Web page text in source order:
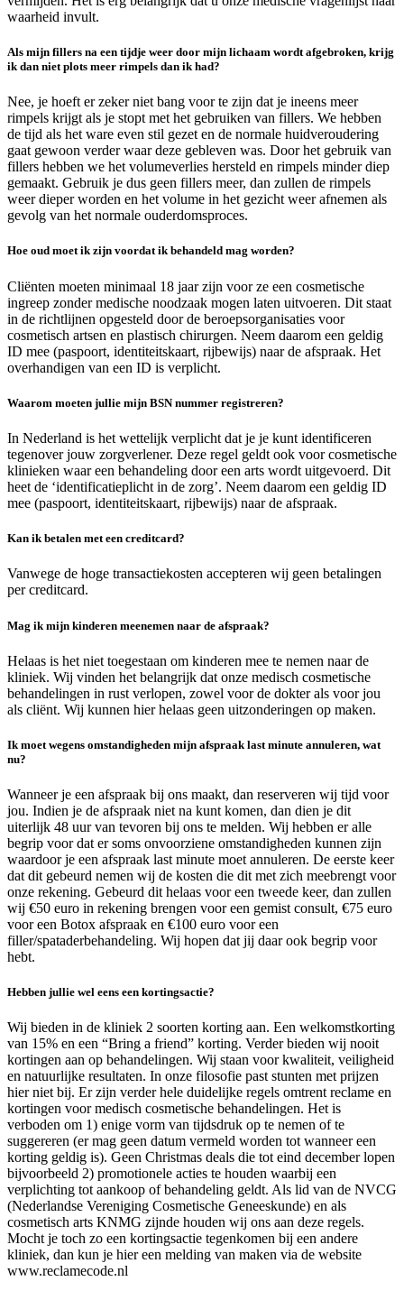
waarheid invult.
Als mijn fillers na een tijdje weer door mijn lichaam wordt afgebroken, krijg
ik dan niet plots meer rimpels dan ik had?
Nee, je hoeft er zeker niet bang voor te zijn dat je ineens meer
rimpels krijgt als je stopt met het gebruiken van fillers. We hebben
de tijd als het ware even stil gezet en de normale huidveroudering
gaat gewoon verder waar deze gebleven was. Door het gebruik van
fillers hebben we het volumeverlies hersteld en rimpels minder diep
gemaakt. Gebruik je dus geen fillers meer, dan zullen de rimpels
weer dieper worden en het volume in het gezicht weer afnemen als
gevolg van het normale ouderdomsproces.
Hoe oud moet ik zijn voordat ik behandeld mag worden?
Cliënten moeten minimaal 18 jaar zijn voor ze een cosmetische
ingreep zonder medische noodzaak mogen laten uitvoeren. Dit staat
in de richtlijnen opgesteld door de beroepsorganisaties voor
cosmetisch artsen en plastisch chirurgen. Neem daarom een geldig
ID mee (paspoort, identiteitskaart, rijbewijs) naar de afspraak. Het
overhandigen van een ID is verplicht.
Waarom moeten jullie mijn BSN nummer registreren?
In Nederland is het wettelijk verplicht dat je je kunt identificeren
tegenover jouw zorgverlener. Deze regel geldt ook voor cosmetische
klinieken waar een behandeling door een arts wordt uitgevoerd. Dit
heet de ‘identificatieplicht in de zorg’. Neem daarom een geldig ID
mee (paspoort, identiteitskaart, rijbewijs) naar de afspraak.
Kan ik betalen met een creditcard?
Vanwege de hoge transactiekosten accepteren wij geen betalingen
per creditcard.
Mag ik mijn kinderen meenemen naar de afspraak?
Helaas is het niet toegestaan om kinderen mee te nemen naar de
kliniek. Wij vinden het belangrijk dat onze medisch cosmetische
behandelingen in rust verlopen, zowel voor de dokter als voor jou
als cliënt. Wij kunnen hier helaas geen uitzonderingen op maken.
Ik moet wegens omstandigheden mijn afspraak last minute annuleren, wat
nu?
Wanneer je een afspraak bij ons maakt, dan reserveren wij tijd voor
jou. Indien je de afspraak niet na kunt komen, dan dien je dit
uiterlijk 48 uur van tevoren bij ons te melden. Wij hebben er alle
begrip voor dat er soms onvoorziene omstandigheden kunnen zijn
waardoor je een afspraak last minute moet annuleren. De eerste keer
dat dit gebeurd nemen wij de kosten die dit met zich meebrengt voor
onze rekening. Gebeurd dit helaas voor een tweede keer, dan zullen
wij €50 euro in rekening brengen voor een gemist consult, €75 euro
voor een Botox afspraak en €100 euro voor een
filler/spataderbehandeling. Wij hopen dat jij daar ook begrip voor
hebt.
Hebben jullie wel eens een kortingsactie?
Wij bieden in de kliniek 2 soorten korting aan. Een welkomstkorting
van 15% en een “Bring a friend” korting. Verder bieden wij nooit
kortingen aan op behandelingen. Wij staan voor kwaliteit, veiligheid
en natuurlijke resultaten. In onze filosofie past stunten met prijzen
hier niet bij. Er zijn verder hele duidelijke regels omtrent reclame en
kortingen voor medisch cosmetische behandelingen. Het is
verboden om 1) enige vorm van tijdsdruk op te nemen of te
suggereren (er mag geen datum vermeld worden tot wanneer een
korting geldig is). Geen Christmas deals die tot eind december lopen
bijvoorbeeld 2) promotionele acties te houden waarbij een
verplichting tot aankoop of behandeling geldt. Als lid van de NVCG
(Nederlandse Vereniging Cosmetische Geneeskunde) en als
cosmetisch arts KNMG zijnde houden wij ons aan deze regels.
Mocht je toch zo een kortingsactie tegenkomen bij een andere
kliniek, dan kun je hier een melding van maken via de website
www.reclamecode.nl